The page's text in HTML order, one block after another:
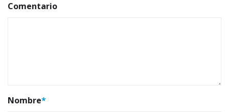
Comentario
Nombre*